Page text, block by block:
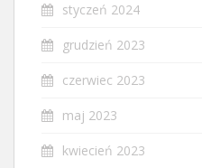
styczeń 2024
grudzień 2023
czerwiec 2023
maj 2023
kwiecień 2023